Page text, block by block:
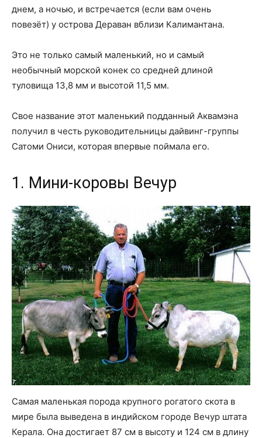
днем, а ночью, и встречается (если вам очень
повезёт) у острова Дераван вблизи Калимантана.
Это не только самый маленький, но и самый
необычный морской конек со средней длиной
туловища 13,8 мм и высотой 11,5 мм.
Свое название этот маленький подданный Аквамэна
получил в честь руководительницы дайвинг-группы
Сатоми Ониси, которая впервые поймала его.
1. Мини-коровы Вечур
Самая маленькая порода крупного рогатого скота в
мире была выведена в индийском городе Вечур штата
Керала. Она достигает 87 см в высоту и 124 см в длину